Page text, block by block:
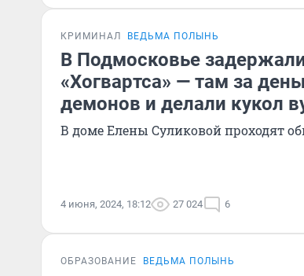
КРИМИНАЛ ВЕДЬМА ПОЛЫНЬ
В Подмосковье
«Хогвартса» — там за
демонов и делали кукол
В доме Елены Суликовой проходят
4 июня, 2024, 18:12 27 024 6
ОБРАЗОВАНИЕ ВЕДЬМА ПОЛЫНЬ